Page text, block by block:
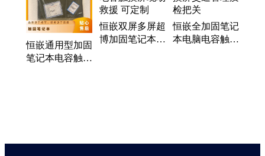
恒嵌通用型加固
笔记本电容触摸
恒嵌双屏多屏超
博加固笔记本电
恒嵌全加固笔记
本电脑电容触摸